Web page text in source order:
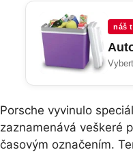
náš
Porsche vyvinulo
zaznamenává veškeré
časovým označením.